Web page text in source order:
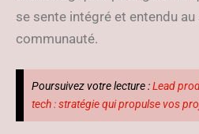
se sente intégré et entendu au
communauté.
Poursuivez votre lecture :Lead
tech : stratégie qui propulse vos